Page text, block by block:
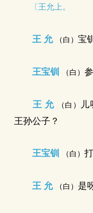
〔王允上。
王 允 （白） 宝
王宝钏 （白）
王 允 （白）
儿
王孙公子？
王宝钏 （白）
王 允 （白） 是